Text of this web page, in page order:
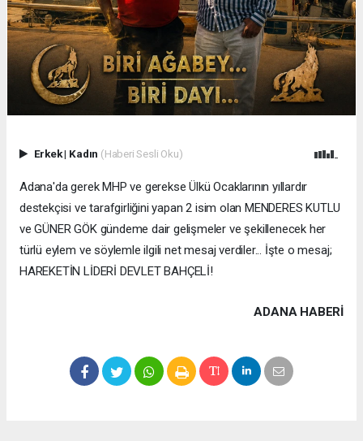
Erkek| Kadın (Haberi Sesli Oku)
Adana'da gerek MHP ve gerekse Ülkü Ocaklarının yıllardır
destekçisi ve tarafgirliğini yapan 2 isim olan MENDERES KUTLU
ve GÜNER GÖK gündeme dair gelişmeler ve şekillenecek her
türlü eylem ve söylemle ilgili net mesaj verdiler... İşte o mesaj;
HAREKETİN LİDERİ DEVLET BAHÇELİ!
ADANA HABERİ